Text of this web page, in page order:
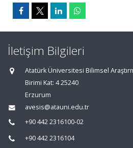
İletişim Bilgileri
Atatürk Üniversitesi Bilimsel
Birimi Kat: 4 25240
Erzurum
avesis@atauni.edu.tr
+90 442 2316100-02
+90 442 2316104